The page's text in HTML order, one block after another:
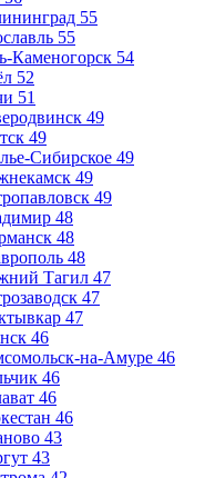
55
55
Каменогорск 54
52
51
49
49
Сибирское 49
49
49
48
48
48
Тагил 47
47
47
46
на-Амуре 46
46
46
46
43
43